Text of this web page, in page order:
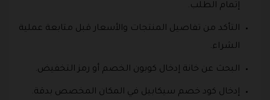
إتمام الطلب.
التأكد من تفاصيل المنتجات والأسعار قبل متابعة عملية
الشراء.
البحث عن خانة إدخال كوبون الخصم أو رمز التخفيض.
إدخال كود خصم سيكابيل في المكان المخصص بدقة.